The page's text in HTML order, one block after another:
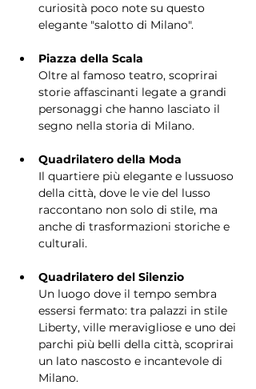
curiosità poco note su questo
elegante "salotto di Milano".
Piazza della Scala
Oltre al famoso teatro, scoprirai
storie affascinanti legate a grandi
personaggi che hanno lasciato il
segno nella storia di Milano.
Quadrilatero della Moda
Il quartiere più elegante e lussuoso
della città, dove le vie del lusso
raccontano non solo di stile, ma
anche di trasformazioni storiche e
culturali.
Quadrilatero del Silenzio
Un luogo dove il tempo sembra
essersi fermato: tra palazzi in stile
Liberty, ville meravigliose e uno dei
parchi più belli della città, scoprirai
un lato nascosto e incantevole di
Milano.